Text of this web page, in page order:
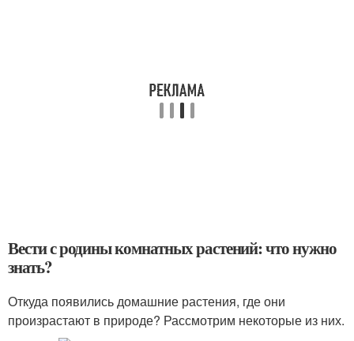
Вести с родины комнатных растений: что нужно
знать?
Откуда появились домашние растения, где они
произрастают в природе? Рассмотрим некоторые из них.